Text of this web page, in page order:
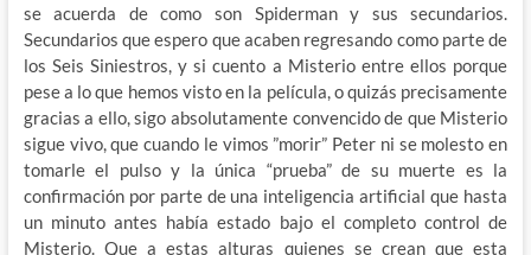
se acuerda de como son Spiderman y sus secundarios.
Secundarios que espero que acaben regresando como parte de
los Seis Siniestros, y si cuento a Misterio entre ellos porque
pese a lo que hemos visto en la película, o quizás precisamente
gracias a ello, sigo absolutamente convencido de que Misterio
sigue vivo, que cuando le vimos ”morir” Peter ni se molesto en
tomarle el pulso y la única “prueba” de su muerte es la
confirmación por parte de una inteligencia artificial que hasta
un minuto antes había estado bajo el completo control de
Misterio. Que a estas alturas quienes se crean que esta